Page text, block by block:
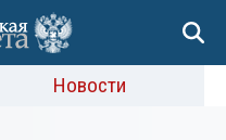
Новости